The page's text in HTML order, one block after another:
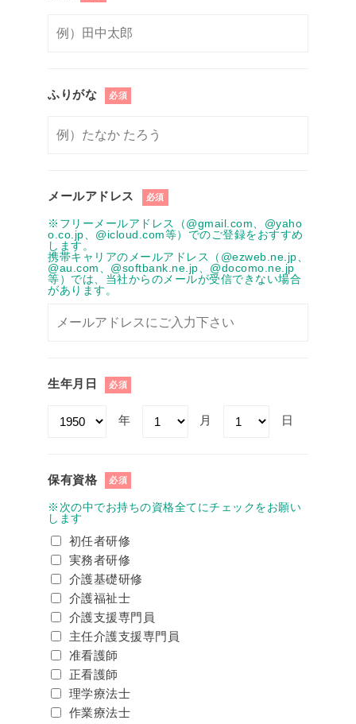
ふりがな 必須
メールアドレス 必須
※フリーメールアドレス（@gmail.com、@yaho
o.co.jp、@icloud.com等）でのご登録をおすすめ
します。
携帯キャリアのメールアドレス（@ezweb.ne.jp、
@au.com、@softbank.ne.jp、@docomo.ne.jp
等）では、当社からのメールが受信できない場合
があります。
生年月日 必須
年 月 日
保有資格 必須
※次の中でお持ちの資格全てにチェックをお願い
します
初任者研修
実務者研修
介護基礎研修
介護福祉士
介護支援専門員
主任介護支援専門員
准看護師
正看護師
理学療法士
作業療法士